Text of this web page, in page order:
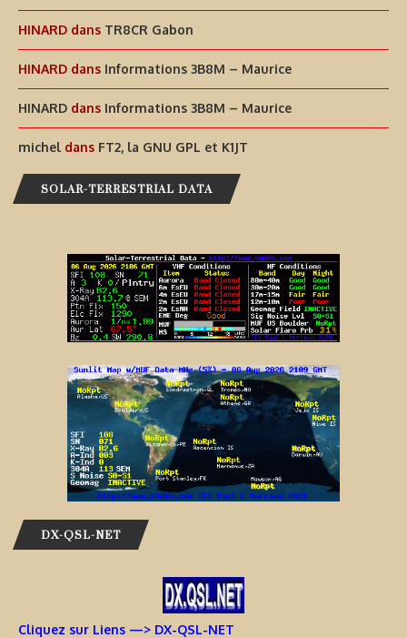
HINARD dans TR8CR Gabon
HINARD dans Informations 3B8M – Maurice
HINARD dans Informations 3B8M – Maurice
michel dans FT2, la GNU GPL et K1JT
SOLAR-TERRESTRIAL DATA
DX-QSL-NET
Cliquez sur Liens —> DX-QSL-NET